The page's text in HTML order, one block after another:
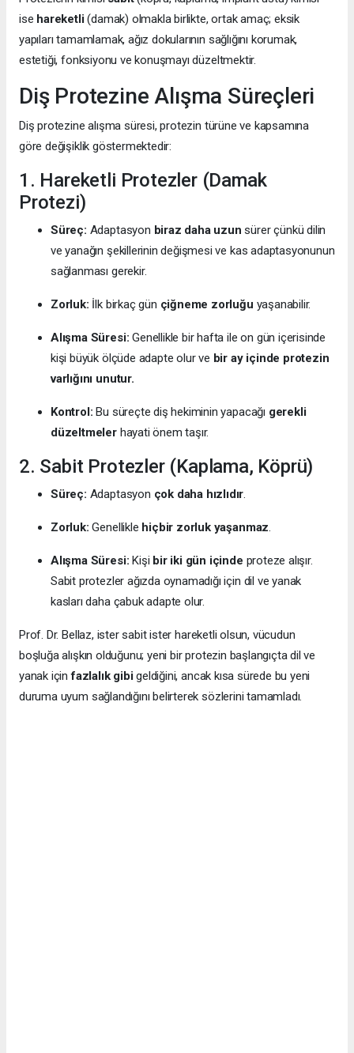
ise hareketli(damak) olmakla birlikte, ortak amaç; eksik
yapıları tamamlamak, ağız dokularının sağlığını korumak,
estetiği, fonksiyonu ve konuşmayı düzeltmektir.
Diş Protezine Alışma Süreçleri
Diş protezine alışma süresi, protezin türüne ve kapsamına
göre değişiklik göstermektedir:
1. Hareketli Protezler (Damak
Protezi)
Süreç: Adaptasyon biraz daha uzun sürer çünkü dilin
ve yanağın şekillerinin değişmesi ve kas adaptasyonunun
sağlanması gerekir.
Zorluk: İlk birkaç gün çiğneme zorluğu yaşanabilir.
Alışma Süresi: Genellikle bir hafta ile on gün içerisinde
kişi büyük ölçüde adapte olur ve bir ay içinde protezin
varlığını unutur.
Kontrol: Bu süreçte diş hekiminin yapacağı gerekli
düzeltmelerhayati önem taşır.
2. Sabit Protezler (Kaplama, Köprü)
Süreç: Adaptasyon çok daha hızlıdır.
Zorluk: Genellikle hiçbir zorluk yaşanmaz.
Alışma Süresi: Kişi bir iki gün içinde proteze alışır.
Sabit protezler ağızda oynamadığı için dil ve yanak
kasları daha çabuk adapte olur.
Prof. Dr. Bellaz, ister sabit ister hareketli olsun, vücudun
boşluğa alışkın olduğunu; yeni bir protezin başlangıçta dil ve
yanak içinfazlalık gibigeldiğini, ancak kısa sürede bu yeni
duruma uyum sağlandığını belirterek sözlerini tamamladı.